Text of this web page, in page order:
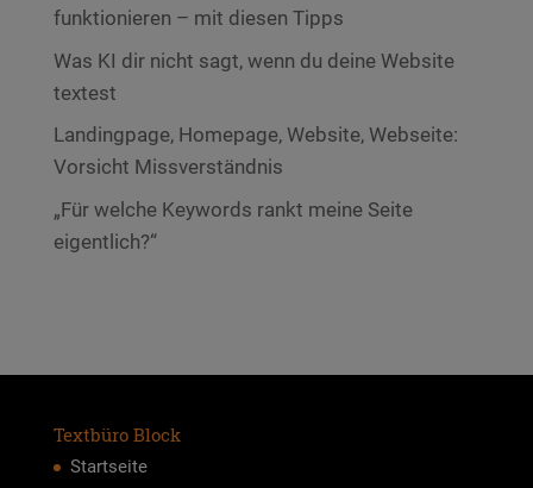
funktionieren – mit diesen Tipps
Was KI dir nicht sagt, wenn du deine Website
textest
Landingpage, Homepage, Website, Webseite:
Vorsicht Missverständnis
„Für welche Keywords rankt meine Seite
eigentlich?“
Textbüro Block
Startseite